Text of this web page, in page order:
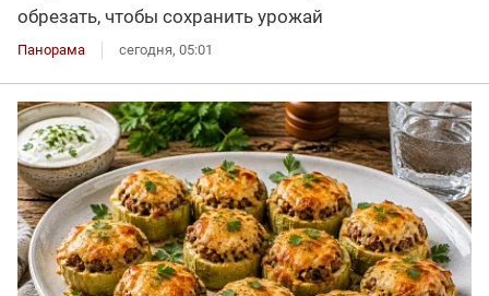
обрезать, чтобы сохранить урожай
Панорама сегодня, 05:01